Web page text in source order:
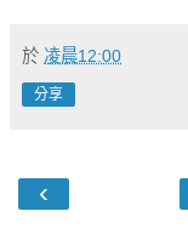
於 凌晨12:00
分享
‹